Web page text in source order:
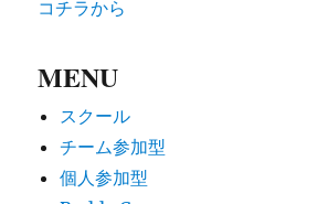
コチラから
MENU
スクール
チーム参加型
個人参加型